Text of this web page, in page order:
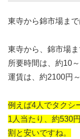
東寺から錦市場ま
東寺から、錦市場
所要時間は、約10
運賃は、約2100円
例えば4人でタクシ
1人当たり、約530
割と安いですね。